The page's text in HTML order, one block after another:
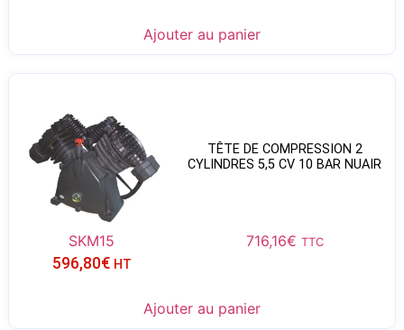
Ajouter au panier
TÊTE DE COMPRESSION 2
CYLINDRES 5,5 CV 10 BAR NUAIR
SKM15 716,16€ TTC
596,80€ HT
Ajouter au panier